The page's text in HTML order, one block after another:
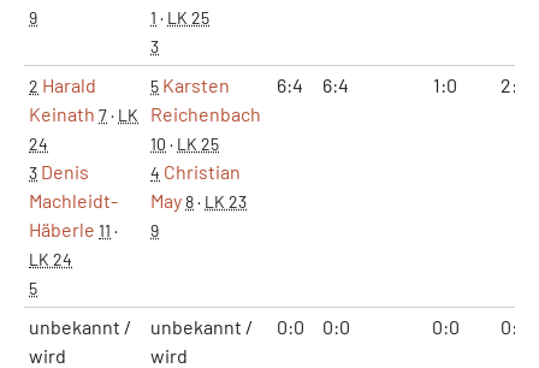
9 1 · LK 25
3
2 Harald
Keinath 7· LK
24
3 Denis
Machleidt-
Häberle 11 ·
LK 24
5
5 Karsten
Reichenbach
10 · LK 25
4 Christian
May8· LK 23
9
6:4 6:4 1:0 2:0
unbekannt /
wird
unbekannt /
wird
0:0 0:0 0:0 0:0